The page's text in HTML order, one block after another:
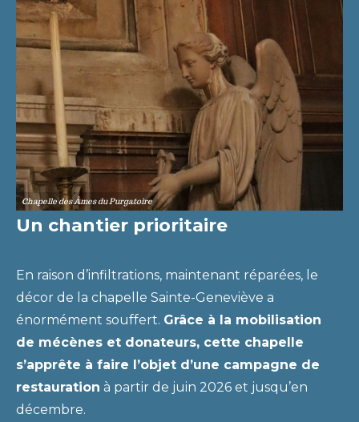
Chapelle des Âmes du Purgatoire
Un chantier prioritaire
En raison d’infiltrations, maintenant réparées, le
décor de la chapelle Sainte-Geneviève a
énormément souffert. Grâce à la mobilisation
de mécènes et donateurs, cette chapelle
s’apprête à faire l’objet d’une campagne de
restauration à partir de juin 2026 et jusqu’en
décembre.